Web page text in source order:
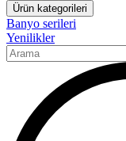
Ürün kategorileri
Banyo serileri
Yenilikler